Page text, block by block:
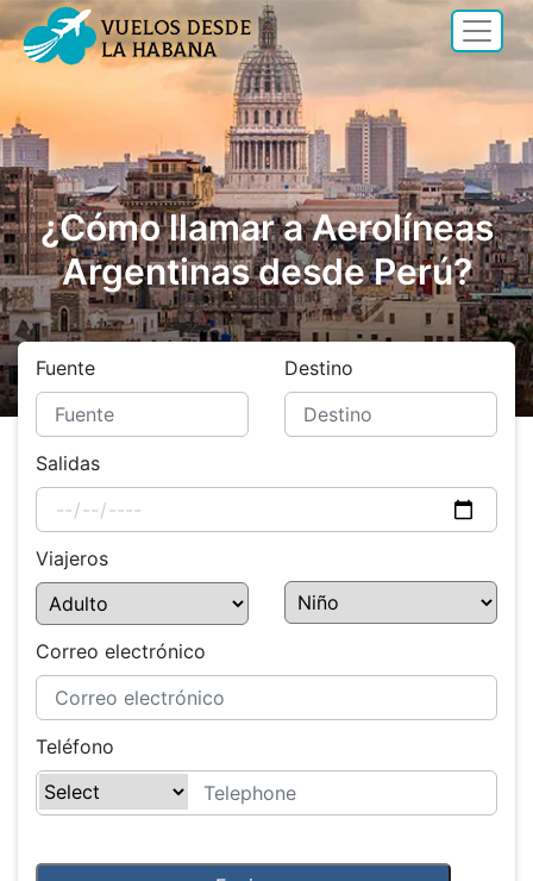
¿Cómo llamar a Aerolíneas
Argentinas desde Perú?
Fuente Destino
Salidas
Viajeros
Correo electrónico
Teléfono